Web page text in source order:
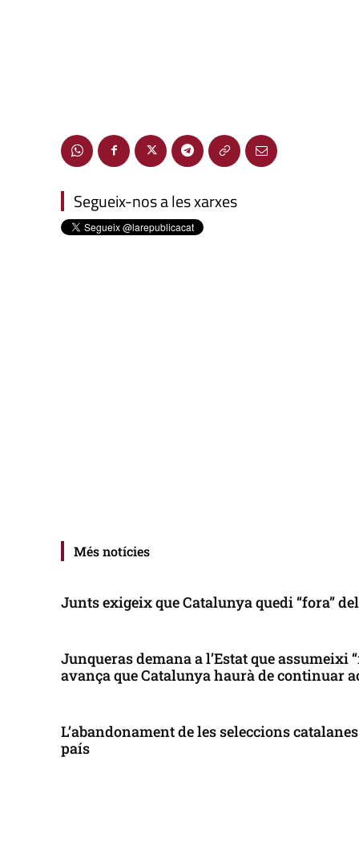
Segueix-nos a les xarxes
Més notícies
Junts exigeix que Catalunya quedi “fora”
Junqueras demana a l’Estat que assumeixi
avança que Catalunya haurà de continuar
L’abandonament de les seleccions
país